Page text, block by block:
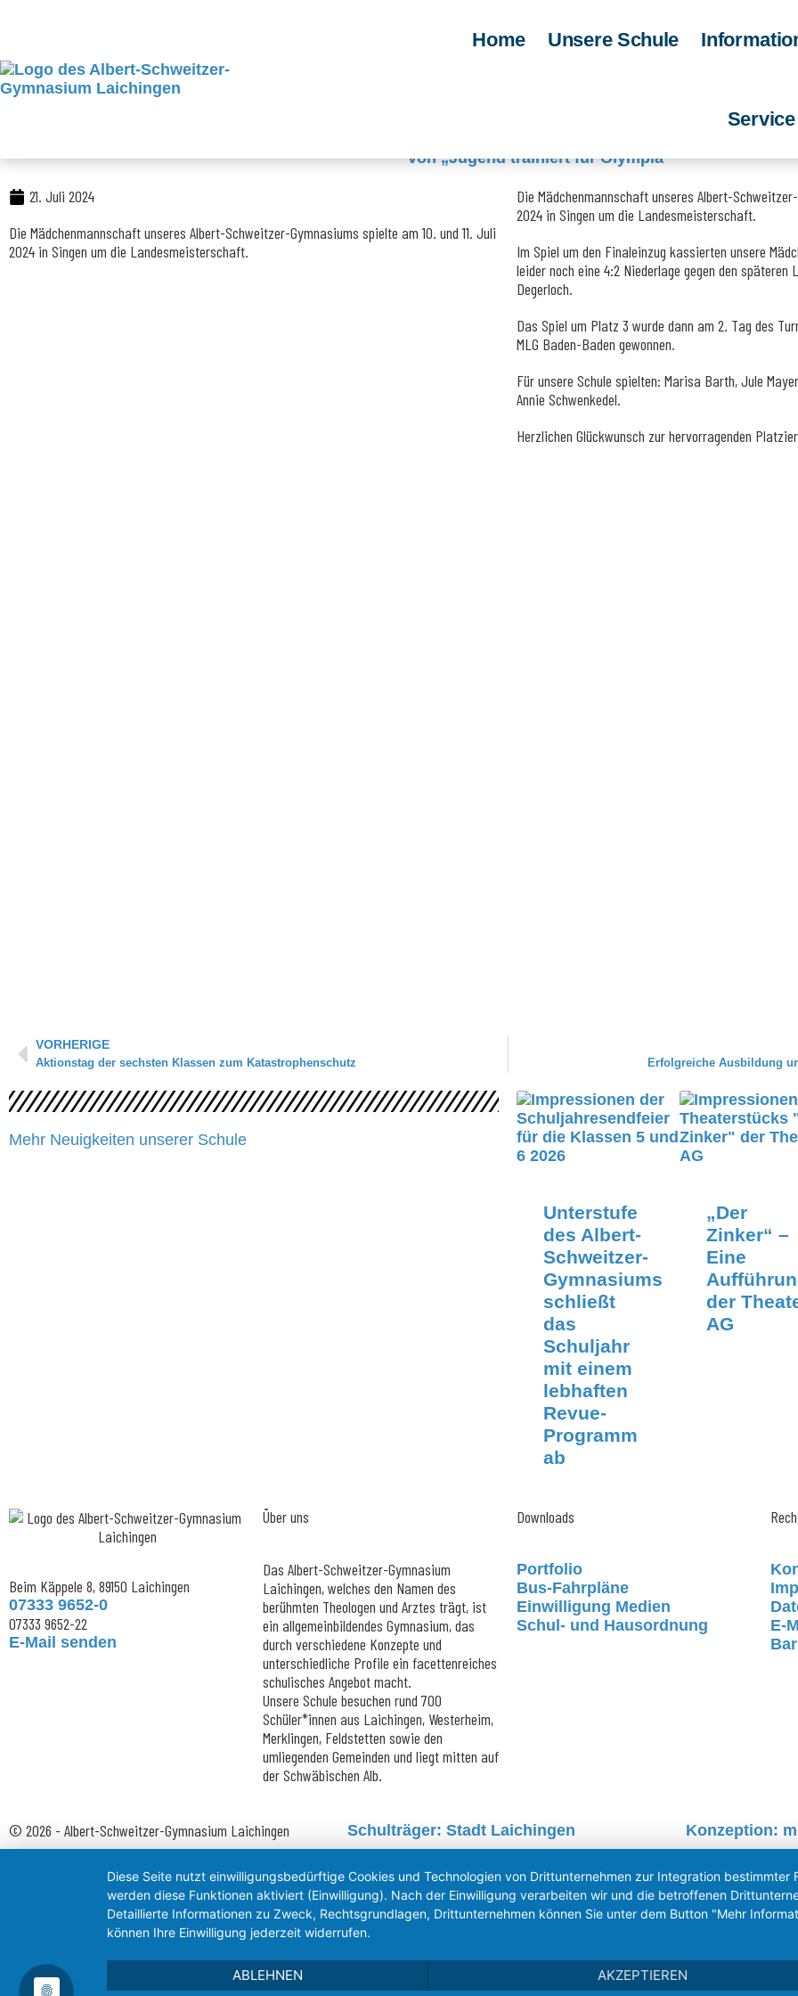
Home Unsere Schule
von „Jugend trainiert für Olympia“
21. Juli 2024
Die Mädchenmannschaft unseres Albert-Schweitzer-Gymnasiums spielte am 10. und 11. Juli
2024 in Singen um die Landesmeisterschaft.
Die Mädchenmannschaft unseres Albert-
2024 in Singen um die Landesmeisterschaft.
Im Spiel um den Finaleinzug kassierten unsere
leider noch eine 4:2 Niederlage gegen den späteren
Degerloch.
Das Spiel um Platz 3 wurde dann am 2. Tag des
MLG Baden-Baden gewonnen.
Für unsere Schule spielten: Marisa Barth, Jule
Annie Schwenkedel.
Herzlichen Glückwunsch zur hervorragenden
Zurück
VORHERIGE
Aktionstag der sechsten Klassen zum Katastrophenschutz Erfolgreiche Ausbildung
Mehr Neuigkeiten unserer Schule
Unterstufe
des Albert-
Schweitzer-
Gymnasiums
schließt
das
Schuljahr
mit einem
lebhaften
Revue-
Programm
ab
„Der
Zinker“ –
Eine
der
AG
Beim Käppele 8, 89150 Laichingen
07333 9652-0
07333 9652-22
E-Mail senden
Über uns
Das Albert-Schweitzer-Gymnasium
Laichingen, welches den Namen des
berühmten Theologen und Arztes trägt, ist
ein allgemeinbildendes Gymnasium, das
durch verschiedene Konzepte und
unterschiedliche Profile ein facettenreiches
schulisches Angebot macht.
Unsere Schule besuchen rund 700
Schüler*innen aus Laichingen, Westerheim,
Merklingen, Feldstetten sowie den
umliegenden Gemeinden und liegt mitten auf
der Schwäbischen Alb.
Downloads
Portfolio
Bus-Fahrpläne
Einwilligung Medien
Schul- und Hausordnung
E-
© 2026 - Albert-Schweitzer-Gymnasium Laichingen Schulträger: Stadt Laichingen Konzeption:
Diese Seite nutzt einwilligungsbedürftige Cookies und Technologien von Drittunternehmen zur Integration
werden diese Funktionen aktiviert (Einwilligung). Nach der Einwilligung verarbeiten wir und die betroffenen
Detaillierte Informationen zu Zweck, Rechtsgrundlagen, Drittunternehmen können Sie unter dem Button "Mehr
können Ihre Einwilligung jederzeit widerrufen.
ABLEHNEN AKZEPTIEREN